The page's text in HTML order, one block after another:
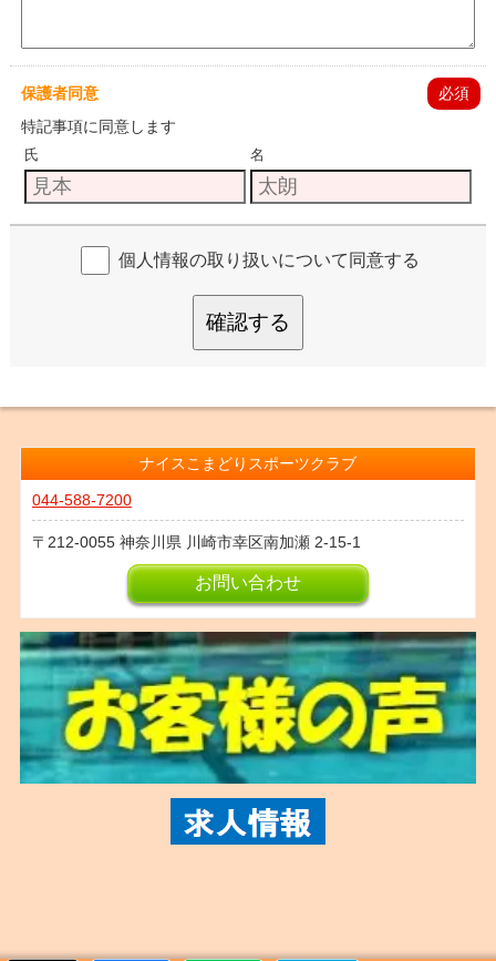
保護者同意
必須
特記事項に同意します
氏 名
個人情報の取り扱いについて同意する
確認する
ナイスこまどりスポーツクラブ
044-588-7200
212-0055 神奈川県 川崎市幸区南加瀬 2-15-1
お問い合わせ